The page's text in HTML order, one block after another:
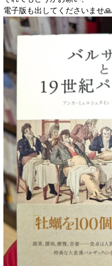
電子版も出してくださいませ🙏